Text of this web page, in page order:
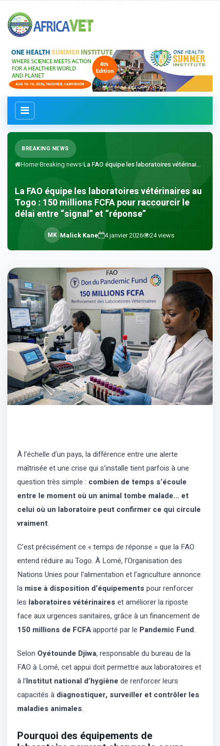
Home Breaking news La FAO équipe les laboratoires vétérinai...
BREAKING NEWS
La FAO équipe les laboratoires vétérinaires au
Togo : 150 millions FCFA pour raccourcir le
délai entre “signal” et “réponse”
MK Malick Kane 4 janvier 2026 24views
À l’échelle d’un pays, la différence entre une alerte
maîtrisée et une crise qui s’installe tient parfois à une
question très simple : combien de temps s’écoule
entre le moment où un animal tombe malade… et
celui où un laboratoire peut confirmer ce qui circule
vraiment.
C’est précisément ce « temps de réponse » que la FAO
entend réduire au Togo. À Lomé, l’Organisation des
Nations Unies pour l’alimentation et l’agriculture annonce
la mise à disposition d’équipements pour renforcer
les laboratoires vétérinaires et améliorer la riposte
face aux urgences sanitaires, grâce à un financement de
150 millions de FCFAapporté par le Pandemic Fund.
Selon Oyétounde Djiwa, responsable du bureau de la
FAO à Lomé, cet appui doit permettre aux laboratoires et
à l’Institut national d’hygiène de renforcer leurs
capacités à diagnostiquer, surveiller et contrôler les
maladies animales.
Pourquoi des équipements de